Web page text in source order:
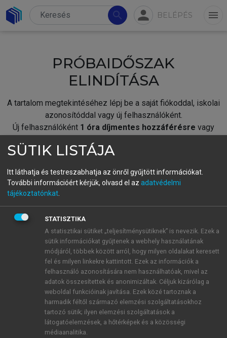
search person BELÉPÉS menu
PRÓBAIDŐSZAK
ELINDÍTÁSA
A tartalom megtekintéséhez lépj be a saját fiókoddal, iskolai
azonosítóddal vagy új felhasználóként.
Új felhasználóként 1 óra díjmentes hozzáférésre vagy
fiókoddal,vagy hozz létre új fiókot.
A regisztráció után apróbaidőszakautomatikusan
BELÉPÉS SAJÁT FIÓKKAL
ÚJ FIÓK LÉTREHOZÁSA
1 óra díjmentes hozzáférés
E-MAIL-CÍM
SÜTIK LISTÁJA
Itt láthatja és testreszabhatja az önről gyűjtött információkat.
További információért kérjük, olvasd el az adatvédelmi
tájékoztatónkat
STATISZTIKA
A statisztikai sütiket „teljesítménysütiknek” is nevezik. Ezek a
sütik információkat gyűjtenek a webhely használatának
módjáról, többek között arról, hogy milyen oldalakat keresett
fel és milyen linkekre kattintott. Ezek az információk a
felhasználó azonosítására nem használhatóak, mivel az
adatok összesítettek és anonimizáltak. Céljuk kizárólag a
weboldal funkcióinak javítása. Ezek közé tartoznak a
harmadik féltől származó elemzési szolgáltatásokhoz
tartozó sütik; ilyen elemzési szolgáltatások a
látogatóelemzések, a hőtérképek és a közösségi
médiaanalitika.